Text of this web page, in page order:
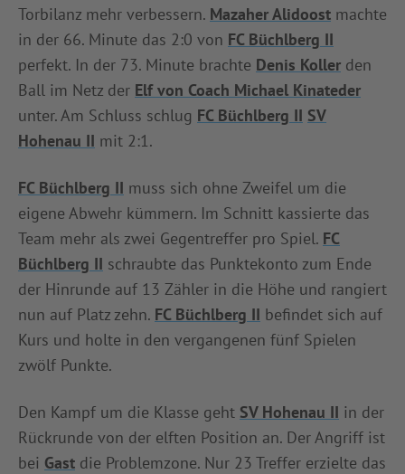
Torbilanz mehr verbessern. Mazaher Alidoost machte
in der 66. Minute das 2:0 von FC Büchlberg II
perfekt. In der 73. Minute brachte Denis Koller den
Ball im Netz der Elf von Coach Michael Kinateder
unter. Am Schluss schlug FC Büchlberg II SV
Hohenau II mit 2:1.
FC Büchlberg II muss sich ohne Zweifel um die
eigene Abwehr kümmern. Im Schnitt kassierte das
Team mehr als zwei Gegentreffer pro Spiel. FC
Büchlberg II schraubte das Punktekonto zum Ende
der Hinrunde auf 13 Zähler in die Höhe und rangiert
nun auf Platz zehn. FC Büchlberg II befindet sich auf
Kurs und holte in den vergangenen fünf Spielen
zwölf Punkte.
Den Kampf um die Klasse geht SV Hohenau II in der
Rückrunde von der elften Position an. Der Angriff ist
bei Gast die Problemzone. Nur 23 Treffer erzielte das